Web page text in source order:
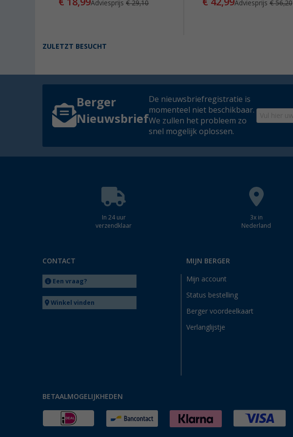
Adviesprijs€ 29,10 Adviesprijs € 56,20
ZULETZT BESUCHT
Berger
Nieuwsbrief
De nieuwsbriefregistratie is
momenteel niet beschikbaar.
We zullen het probleem zo
snel mogelijk oplossen.
In 24 uur
verzendklaar
3x in
Nederland
CONTACT
Een vraag?
Winkel vinden
MIJN BERGER
Mijn account
Status bestelling
Berger voordeelkaart
Verlanglijstje
BETAALMOGELIJKHEDEN